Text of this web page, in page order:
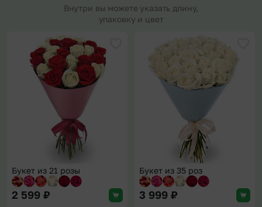
Внутри вы можете указать длину,
упаковку и цвет
Добавить в избранное
Букет из 21 розы
2 599 ₽
Букет из 35 роз
3 999 ₽